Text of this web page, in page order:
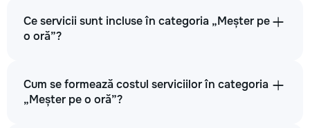
Ce servicii sunt incluse în categoria „Meșter pe
o oră”?
Cum se formează costul serviciilor în categoria
„Meșter pe o oră”?